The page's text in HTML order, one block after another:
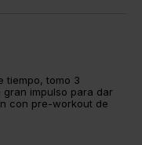
tiempo, tomo 3
impulso para dar
con pre-workout de